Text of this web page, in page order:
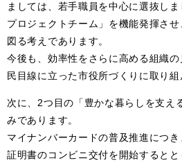
ましては、若手職員を中心に選抜し
プロジェクトチーム」を機能発揮さ
図る考えであります。
今後も、効率性をさらに高める組織
民目線に立った市役所づくりに取り組
次に、2つ目の「豊かな暮らしを支え
みであります。
マイナンバーカードの普及推進につ
証明書のコンビニ交付を開始すると